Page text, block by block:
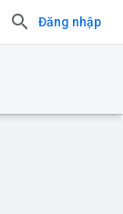
Đăng nhập